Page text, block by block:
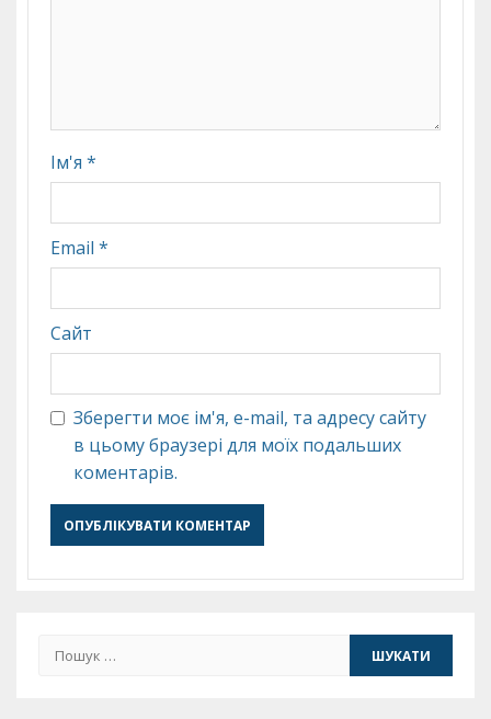
Ім'я *
Email *
Сайт
Зберегти моє ім'я, e-mail, та адресу сайту
в цьому браузері для моїх подальших
коментарів.
Пошук: